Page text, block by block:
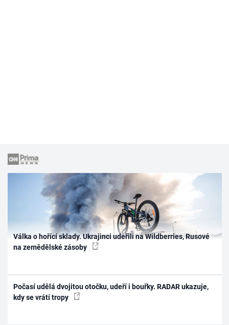
Válka o hořící sklady. Ukrajinci udeřili na Wildberries, Rusové
na zemědělské zásoby
Počasí udělá dvojitou otočku, udeří i bouřky. RADAR ukazuje,
kdy se vrátí tropy